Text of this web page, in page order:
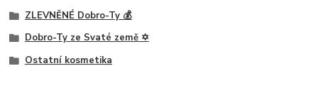
ZLEVNĚNÉ Dobro-Ty 💰
Dobro-Ty ze Svaté země ✡️
Ostatní kosmetika